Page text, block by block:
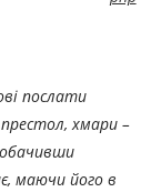
послати
хмари –
маючи його в